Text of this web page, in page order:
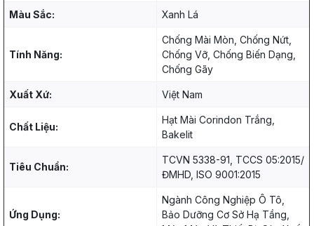
Màu Sắc: Xanh Lá
Tính Năng:
Chống Mài Mòn, Chống Nứt,
Chống Vỡ, Chống Biến Dạng,
Chống Gãy
Xuất Xứ: Việt Nam
Chất Liệu:
Hạt Mài Corindon Trắng,
Bakelit
Tiêu Chuẩn:
TCVN 5338-91, TCCS 05:2015/
ĐMHD, ISO 9001:2015
Ứng Dụng:
Ngành Công Nghiệp Ô Tô,
Bảo Dưỡng Cơ Sở Hạ Tầng,